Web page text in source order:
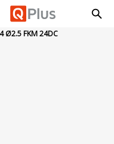
FKM 24DC
Ø2.5 FKM 24DC